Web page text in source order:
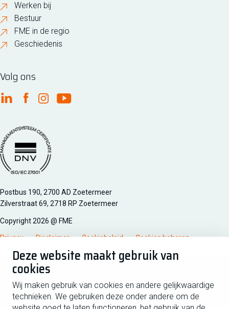
Deze website maakt gebruik van
cookies
Wij maken gebruik van cookies en andere gelijkwaardige
technieken. We gebruiken deze onder andere om de
Werken bij
Bestuur
FME in de regio
Geschiedenis
Volg ons
FME Linkedin
FME Facebook
FME Instagram
FME Youtube
Managementsyteem certificatie DNV iso/iec 27001
Postbus 190, 2700 AD Zoetermeer
Zilverstraat 69, 2718 RP Zoetermeer
Copyright 2026 @ FME
Privacy Disclaimer Cookiebeleid Cookies beheren
Schrijf je in voor de nieuwsbrief
Voornaam